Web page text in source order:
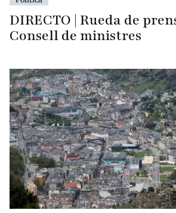
DIRECTO | Rueda de
Consell de ministres